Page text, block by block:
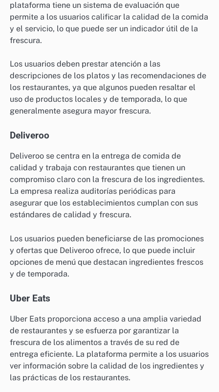
plataforma tiene un sistema de evaluación que
permite a los usuarios calificar la calidad de la comida
y el servicio, lo que puede ser un indicador útil de la
frescura.
Los usuarios deben prestar atención a las
descripciones de los platos y las recomendaciones de
los restaurantes, ya que algunos pueden resaltar el
uso de productos locales y de temporada, lo que
generalmente asegura mayor frescura.
Deliveroo
Deliveroo se centra en la entrega de comida de
calidad y trabaja con restaurantes que tienen un
compromiso claro con la frescura de los ingredientes.
La empresa realiza auditorías periódicas para
asegurar que los establecimientos cumplan con sus
estándares de calidad y frescura.
Los usuarios pueden beneficiarse de las promociones
y ofertas que Deliveroo ofrece, lo que puede incluir
opciones de menú que destacan ingredientes frescos
y de temporada.
Uber Eats
Uber Eats proporciona acceso a una amplia variedad
de restaurantes y se esfuerza por garantizar la
frescura de los alimentos a través de su red de
entrega eficiente. La plataforma permite a los usuarios
ver información sobre la calidad de los ingredientes y
las prácticas de los restaurantes.